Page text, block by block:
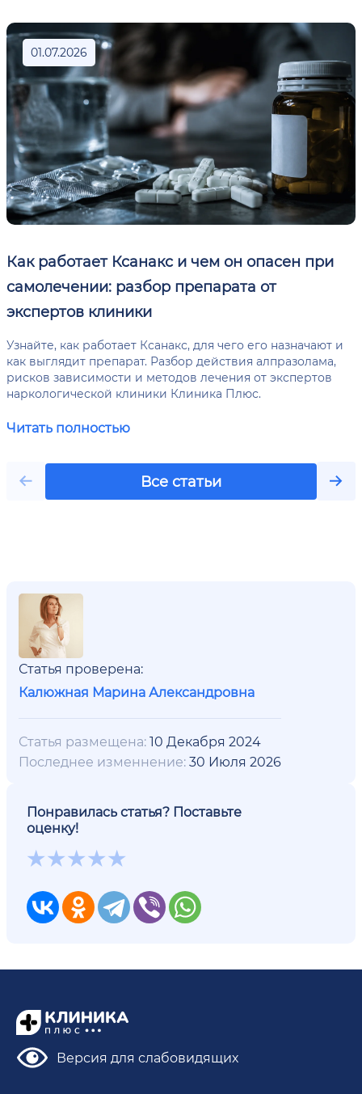
01.07.2026
Как работает Ксанакс и чем он опасен при
самолечении: разбор препарата от
экспертов клиники
Узнайте, как работает Ксанакс, для чего его назначают и
как выглядит препарат. Разбор действия алпразолама,
рисков зависимости и методов лечения от экспертов
наркологической клиники Клиника Плюс.
Читать полностью
Все статьи
Статья проверена:
Калюжная Марина Александровна
Статья размещена:10 Декабря 2024
Последнее изменнение:30 Июля 2026
Понравилась статья? Поставьте
оценку!
Версия для слабовидящих